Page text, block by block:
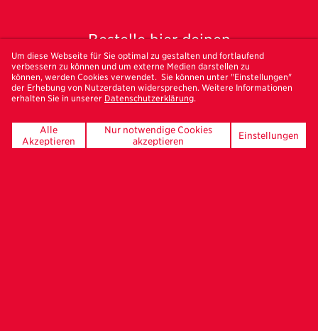
Bestelle hier deinen
Freundeskreis-Newsletter
UNSERE FÖRDERER
Um diese Webseite für Sie optimal zu gestalten und fortlaufend
verbessern zu können und um externe Medien darstellen zu
können, werden Cookies verwendet. Sie können unter "Einstellungen"
der Erhebung von Nutzerdaten widersprechen. Weitere Informationen
erhalten Sie in unserer Datenschutzerklärung.
Alle
Akzeptieren
Nur notwendige Cookies
akzeptieren
Einstellungen